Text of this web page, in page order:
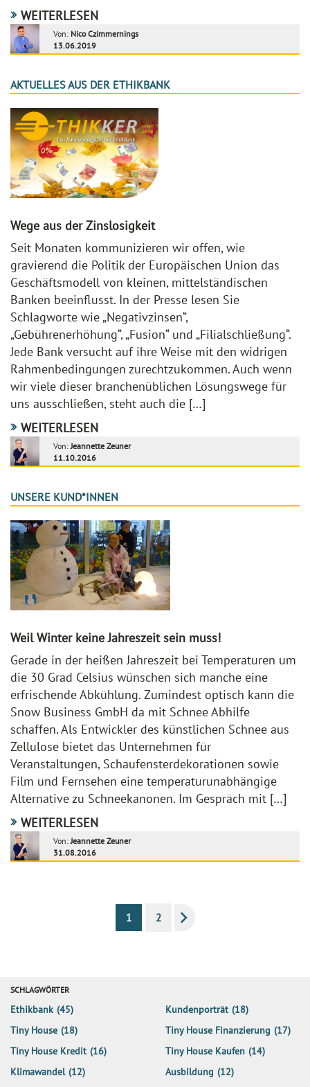
WEITERLESEN
Von: Nico Czimmernings
13.06.2019
AKTUELLES AUS DER ETHIKBANK
Wege aus der Zinslosigkeit
Seit Monaten kommunizieren wir offen, wie
gravierend die Politik der Europäischen Union das
Geschäftsmodell von kleinen, mittelständischen
Banken beeinflusst. In der Presse lesen Sie
Schlagworte wie „Negativzinsen“,
„Gebührenerhöhung“, „Fusion“ und „Filialschließung“.
Jede Bank versucht auf ihre Weise mit den widrigen
Rahmenbedingungen zurechtzukommen. Auch wenn
wir viele dieser branchenüblichen Lösungswege für
uns ausschließen, steht auch die […]
WEITERLESEN
Von: Jeannette Zeuner
11.10.2016
UNSERE KUND*INNEN
Weil Winter keine Jahreszeit sein muss!
Gerade in der heißen Jahreszeit bei Temperaturen um
die 30 Grad Celsius wünschen sich manche eine
erfrischende Abkühlung. Zumindest optisch kann die
Snow Business GmbH da mit Schnee Abhilfe
schaffen. Als Entwickler des künstlichen Schnee aus
Zellulose bietet das Unternehmen für
Veranstaltungen, Schaufensterdekorationen sowie
Film und Fernsehen eine temperaturunabhängige
Alternative zu Schneekanonen. Im Gespräch mit […]
WEITERLESEN
Von: Jeannette Zeuner
31.08.2016
1 2
SCHLAGWÖRTER
Ethikbank (45) Kundenporträt (18)
Tiny House (18) Tiny House Finanzierung (17)
Tiny House Kredit (16) Tiny House Kaufen (14)
Klimawandel (12) Ausbildung (12)